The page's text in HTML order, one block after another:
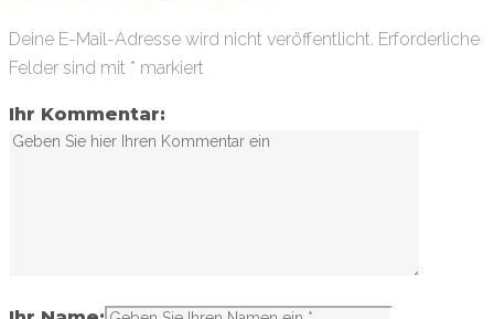
Deine E-Mail-Adresse wird nicht veröffentlicht. Erforderliche
Felder sind mit * markiert
Ihr Kommentar: